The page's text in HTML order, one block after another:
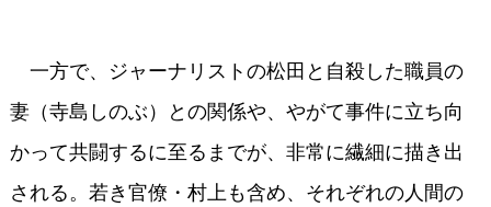
一方で、ジャーナリストの松田と自殺した職員の
妻（寺島しのぶ）との関係や、やがて事件に立ち向
かって共闘するに至るまでが、非常に繊細に描き出
される。若き官僚・村上も含め、それぞれの人間の